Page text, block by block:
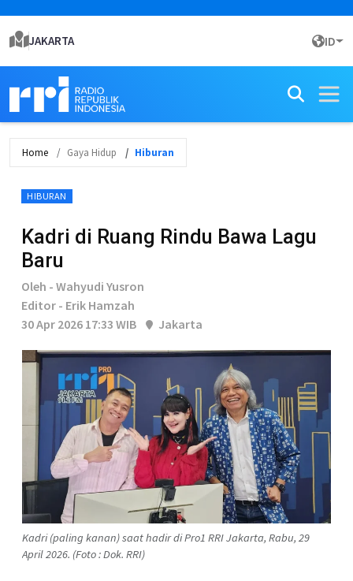
JAKARTA ID
Home Gaya Hidup Hiburan
HIBURAN
Kadri di Ruang Rindu Bawa Lagu
Baru
Oleh - Wahyudi Yusron
Editor - Erik Hamzah
30 Apr 2026 17:33 WIB
Jakarta
Kadri (paling kanan) saat hadir di Pro1 RRI Jakarta, Rabu, 29
April 2026. (Foto : Dok. RRI)